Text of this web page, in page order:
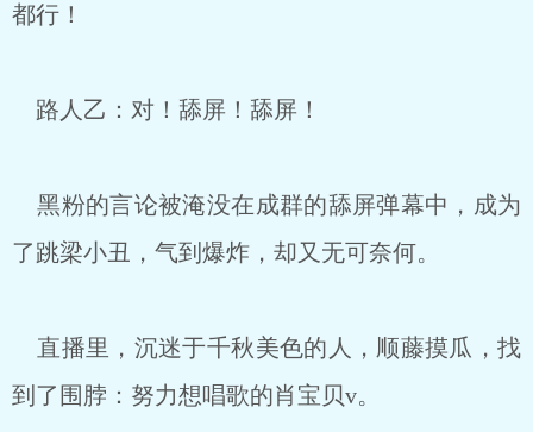
都行！
路人乙：对！舔屏！舔屏！
黑粉的言论被淹没在成群的舔屏弹幕中，成为
了跳梁小丑，气到爆炸，却又无可奈何。
直播里，沉迷于千秋美色的人，顺藤摸瓜，找
到了围脖：努力想唱歌的肖宝贝v。